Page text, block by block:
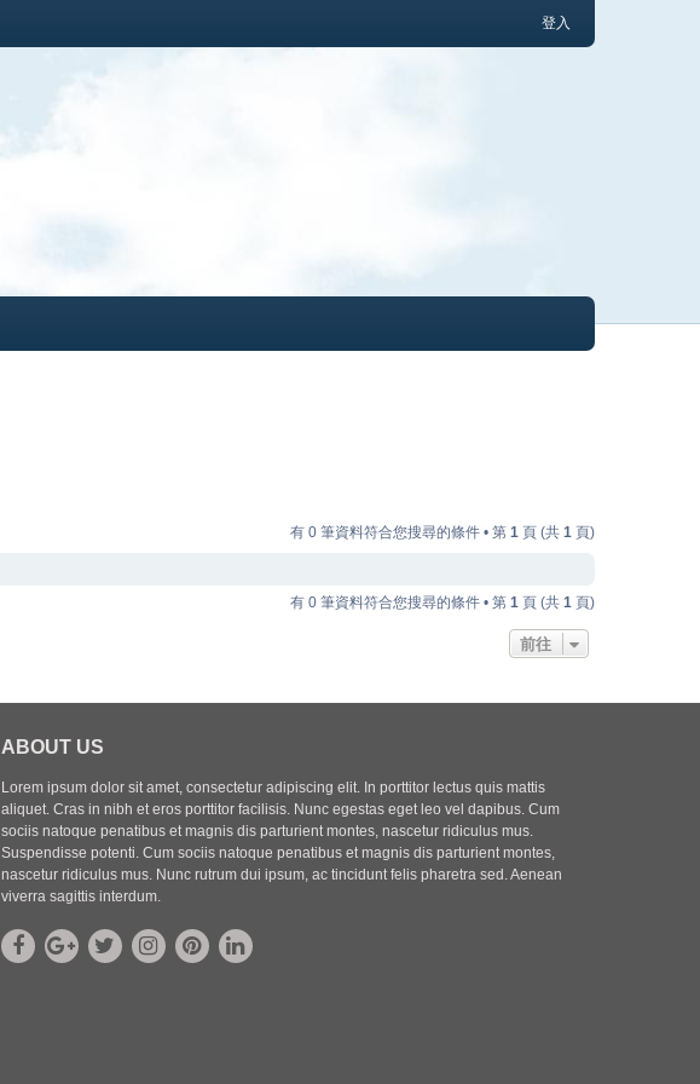
登入
有 0 筆資料符合您搜尋的條件 • 第 1 頁 (共 1 頁)
有 0 筆資料符合您搜尋的條件 • 第 1 頁 (共 1 頁)
前往
ABOUT US
Lorem ipsum dolor sit amet, consectetur adipiscing elit. In porttitor lectus quis mattis
aliquet. Cras in nibh et eros porttitor facilisis. Nunc egestas eget leo vel dapibus. Cum
sociis natoque penatibus et magnis dis parturient montes, nascetur ridiculus mus.
Suspendisse potenti. Cum sociis natoque penatibus et magnis dis parturient montes,
nascetur ridiculus mus. Nunc rutrum dui ipsum, ac tincidunt felis pharetra sed. Aenean
viverra sagittis interdum.